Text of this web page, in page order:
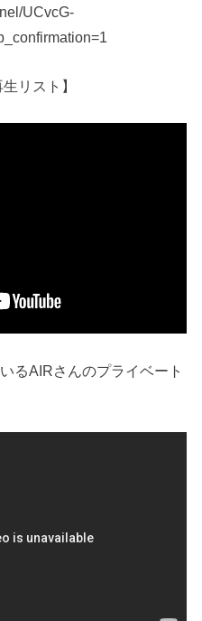
UCvcG-
リスト】
るAIRさんのプライベート